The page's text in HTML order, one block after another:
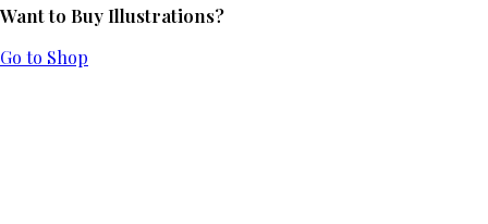
Want to Buy Illustrations?
Go to Shop